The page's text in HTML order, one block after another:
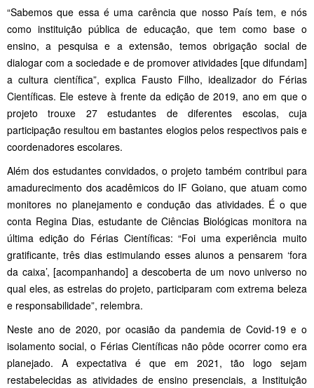
“Sabemos que essa é uma carência que nosso País tem, e nós
como instituição pública de educação, que tem como base o
ensino, a pesquisa e a extensão, temos obrigação social de
dialogar com a sociedade e de promover atividades [que difundam]
a cultura científica”, explica Fausto Filho, idealizador do Férias
Científicas. Ele esteve à frente da edição de 2019, ano em que o
projeto trouxe 27 estudantes de diferentes escolas, cuja
participação resultou em bastantes elogios pelos respectivos pais e
coordenadores escolares.
Além dos estudantes convidados, o projeto também contribui para
amadurecimento dos acadêmicos do IF Goiano, que atuam como
monitores no planejamento e condução das atividades. É o que
conta Regina Dias, estudante de Ciências Biológicas monitora na
última edição do Férias Científicas: “Foi uma experiência muito
gratificante, três dias estimulando esses alunos a pensarem ‘fora
da caixa’, [acompanhando] a descoberta de um novo universo no
qual eles, as estrelas do projeto, participaram com extrema beleza
e responsabilidade”, relembra.
Neste ano de 2020, por ocasião da pandemia de Covid-19 e o
isolamento social, o Férias Científicas não pôde ocorrer como era
planejado. A expectativa é que em 2021, tão logo sejam
restabelecidas as atividades de ensino presenciais, a Instituição